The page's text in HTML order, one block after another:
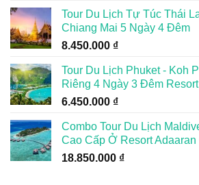
Tour Du Lịch Tự Túc Thái
Chiang Mai 5 Ngày 4 Đêm
8.450.000 ₫
Tour Du Lịch Phuket - Koh
Riêng 4 Ngày 3 Đêm
6.450.000 ₫
Combo Tour Du Lịch
Cao Cấp Ở Resort
18.850.000 ₫